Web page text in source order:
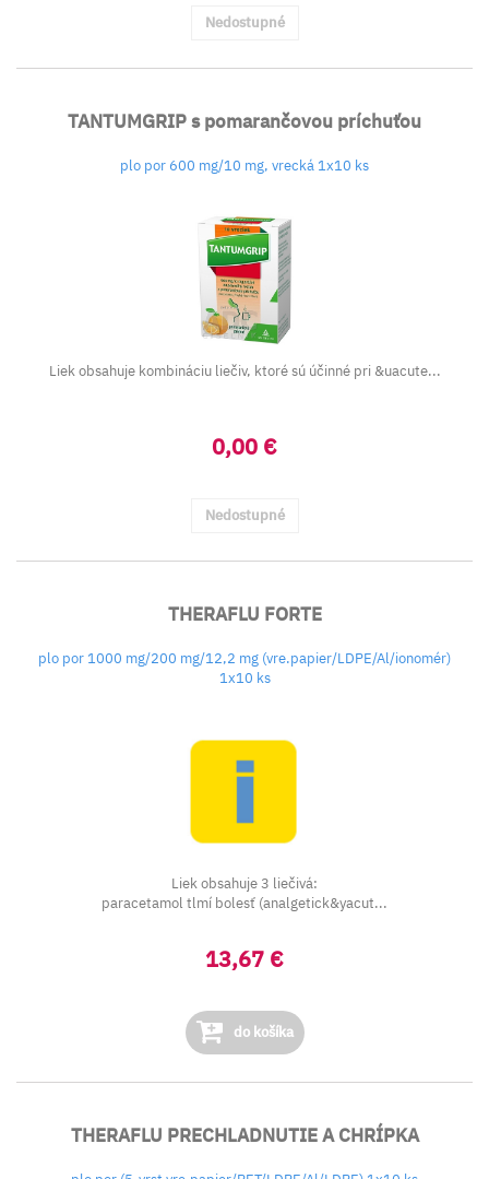
Nedostupné
TANTUMGRIP s pomarančovou príchuťou
plo por 600 mg/10 mg, vrecká 1x10 ks
Liek obsahuje kombináciu liečiv, ktoré sú účinné pri &uacute...
0,00 €
Nedostupné
THERAFLU FORTE
plo por 1000 mg/200 mg/12,2 mg (vre.papier/LDPE/Al/ionomér)
1x10 ks
Liek obsahuje 3 liečivá:
paracetamol tlmí bolesť (analgetick&yacut...
13,67 €
do košíka
THERAFLU PRECHLADNUTIE A CHRÍPKA